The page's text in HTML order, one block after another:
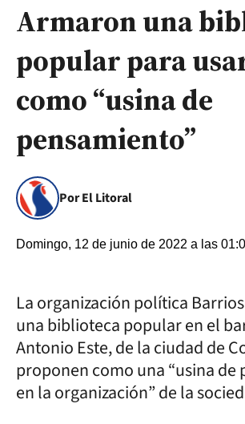
Armaron una
popular para
como “usina de
pensamiento”
Por El Litoral
Domingo, 12 de junio de 2022 a las
La organización política
una biblioteca popular en el
Antonio Este, de la ciudad de
proponen como una “usina de
en la organización” de la